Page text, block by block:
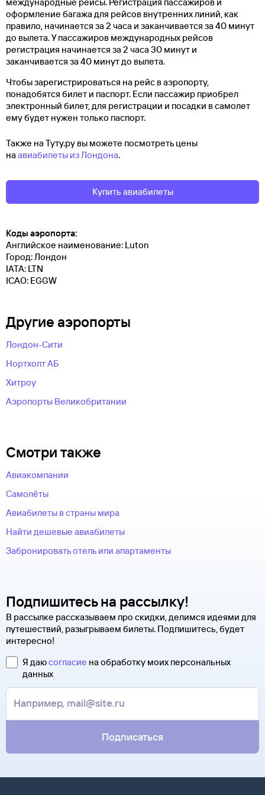
оформление багажа для рейсов внутренних линий, как
правило, начинается за 2 часа и заканчивается за 40 минут
до вылета. У пассажиров международных рейсов
регистрация начинается за 2 часа 30 минут и
заканчивается за 40 минут до вылета.
Чтобы зарегистрироваться на рейс в аэропорту,
понадобятся билет и паспорт. Если пассажир приобрел
электронный билет, для регистрации и посадки в самолет
ему будет нужен только паспорт.
Также на Туту.ру вы можете посмотреть цены
на авиабилеты из Лондона.
Купить авиабилеты
Коды аэропорта:
Английское наименование: Luton
Город: Лондон
IATA: LTN
ICAO: EGGW
Другие аэропорты
Лондон-Сити
Нортхолт АБ
Хитроу
Аэропорты Великобритании
Смотри также
Авиакомпании
Самолёты
Авиабилеты в страны мира
Найти дешевые авиабилеты
Забронировать отель или апартаменты
Подпишитесь на рассылку!
В рассылке рассказываем про скидки, делимся идеями для
путешествий, разыгрываем билеты. Подпишитесь, будет
интересно!
Я даюсогласие на обработку моих персональных
данных
Подписаться